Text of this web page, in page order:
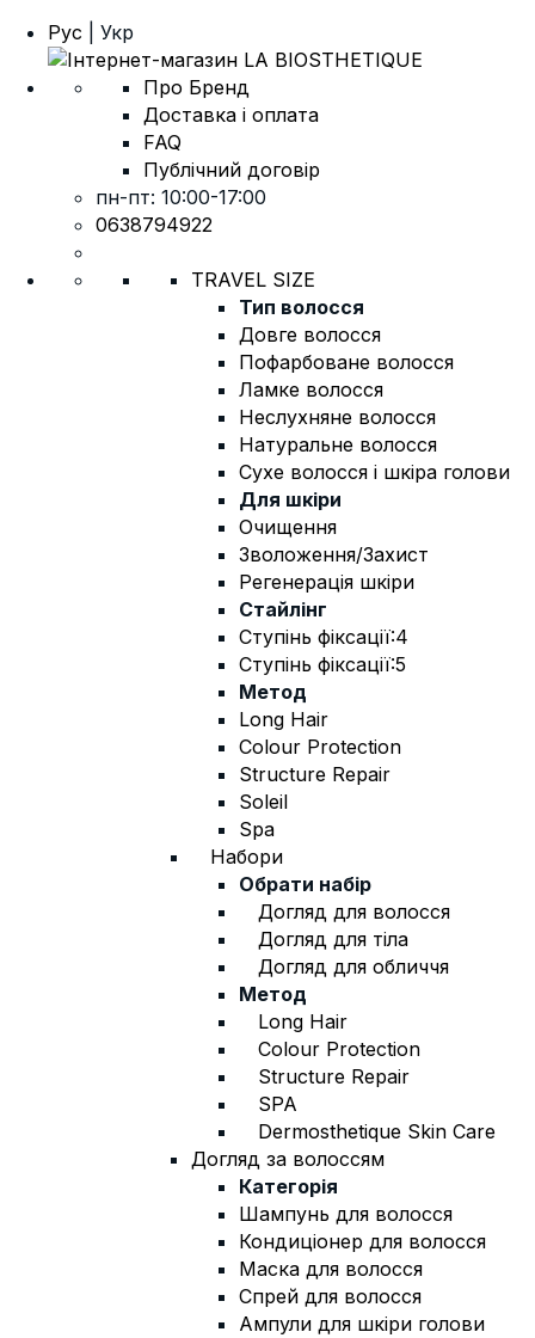
Рус | Укр
Про Бренд
Доставка і оплата
FAQ
Публічний договір
пн-пт: 10:00-17:00
0638794922
TRAVEL SIZE
Тип волосся
Довге волосся
Пофарбоване волосся
Ламке волосся
Неслухняне волосся
Натуральне волосся
Сухе волосся і шкіра голови
Для шкіри
Очищення
Зволоження/Захист
Регенерація шкіри
Стайлінг
Ступінь фіксації:4
Ступінь фіксації:5
Метод
Long Hair
Colour Protection
Structure Repair
Soleil
Spa
Набори
Обрати набір
Догляд для волосся
Догляд для тіла
Догляд для обличчя
Метод
Long Hair
Colour Protection
Structure Repair
SPA
Dermosthetique Skin Care
Догляд за волоссям
Категорія
Шампунь для волосся
Кондиціонер для волосся
Маска для волосся
Спрей для волосся
Ампули для шкіри голови